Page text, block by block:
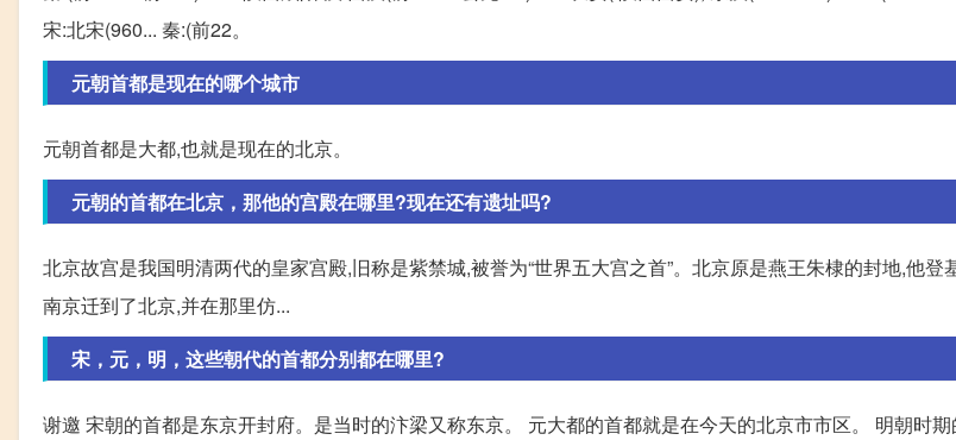
宋:北宋(960... 秦:(前22。
元朝首都是现在的哪个城市
元朝首都是大都,也就是现在的北京。
元朝的首都在北京，那他的宫殿在哪里?现在还有遗址吗?
北京故宫是我国明清两代的皇家宫殿,旧称是紫禁城,被誉为“世界五大宫之首”。北京原是燕王朱棣的封地,他登
南京迁到了北京,并在那里仿...
宋，元，明，这些朝代的首都分别都在哪里?
谢邀 宋朝的首都是东京开封府。是当时的汴梁又称东京。 元大都的首都就是在今天的北京市市区。 明朝时